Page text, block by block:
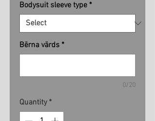
Bodysuit sleeve type *
Bērna vārds *
0/20
Quantity *